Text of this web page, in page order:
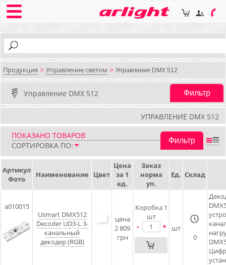
Продукция > Управление светом > Управление DMX 512
Фильтр
Управление DMX 512
УПРАВЛЕНИЕ DMX 512
ПОКАЗАНО ТОВАРОВ
СОРТИРОВКА ПО:
Фильтр
Артикул
Фото
Наименование Цвет
Цена
за 1
ед.
Заказ
норма
уп.
Ед. Склад
a010015
Usmart DMX512
Decoder UD3-L 3-
канальный
декодер (RGB)
цена
2 809
грн
Коробка 1
шт
- +
шт
0